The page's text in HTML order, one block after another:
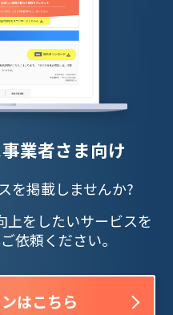
業者さま向け
を掲載しませんか?
上をしたいサービスを
依頼ください。
はこちら